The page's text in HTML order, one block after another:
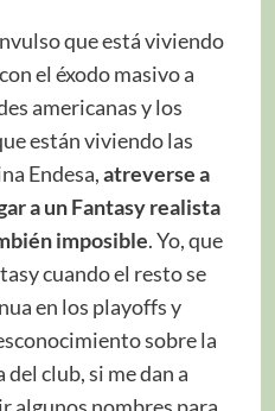
que está viviendo
el éxodo masivo a
americanas y los
están viviendo las
Endesa,atreverse a
a un Fantasy realista
imposible. Yo, que
cuando el resto se
en los playoffs y
sobre la
club, si me dan a